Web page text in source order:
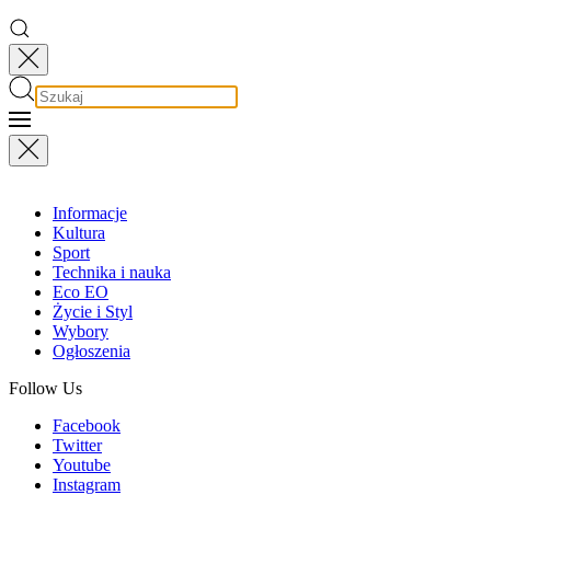
Informacje
Kultura
Sport
Technika i nauka
Eco EO
Życie i Styl
Wybory
Ogłoszenia
Follow Us
Facebook
Twitter
Youtube
Instagram